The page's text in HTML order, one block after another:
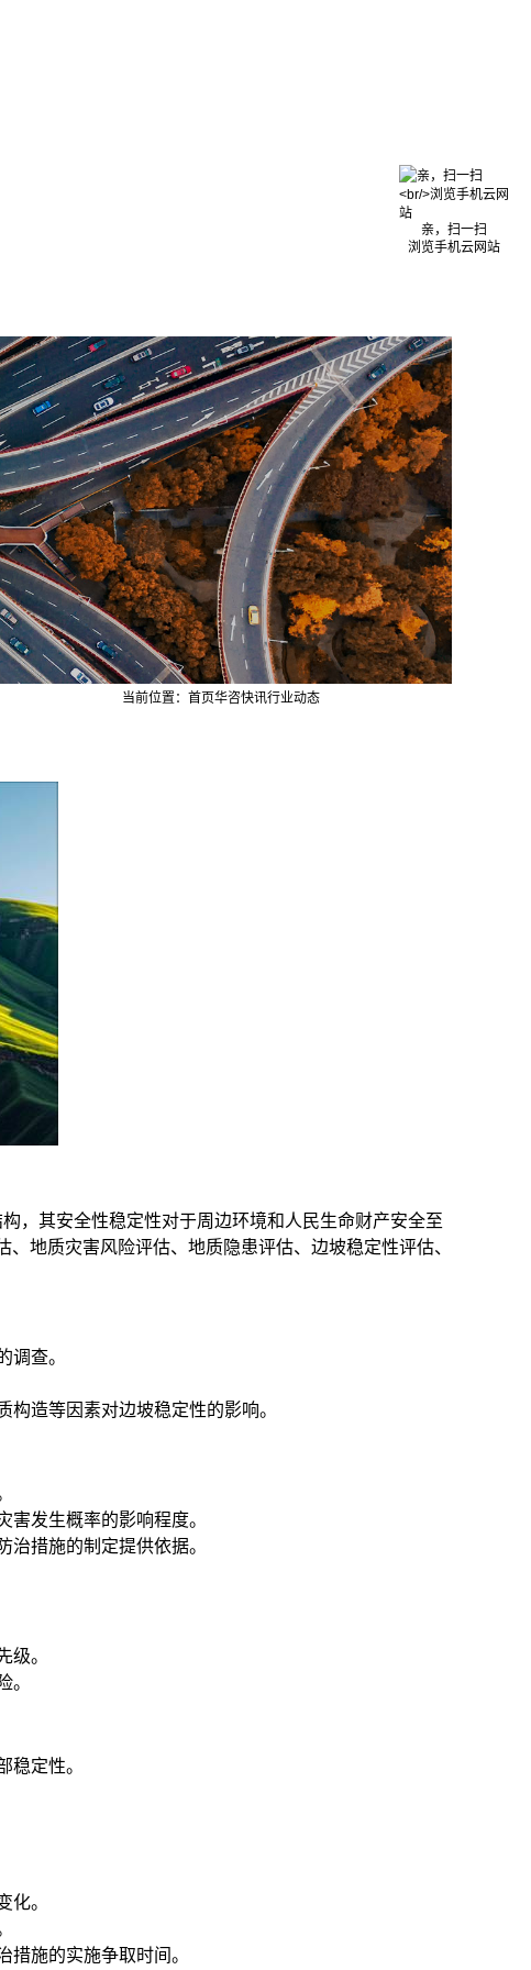
当前位置： 首页华咨快讯行业动态
，其安全性稳定性对于周边环境和人民生命财产安全至
地质灾害风险评估、地质隐患评估、边坡稳定性评估、
调查。
造等因素对边坡稳定性的影响。
发生概率的影响程度。
措施的制定提供依据。
级。
。
稳定性。
化。
施的实施争取时间。
亲，扫一扫
浏览手机云网站